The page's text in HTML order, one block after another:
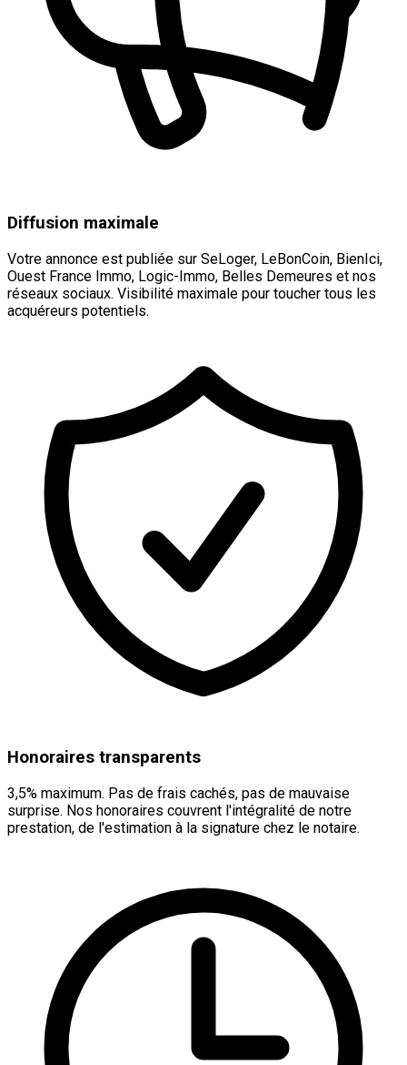
Diffusion maximale
Votre annonce est publiée sur SeLoger, LeBonCoin, BienIci,
Ouest France Immo, Logic-Immo, Belles Demeures et nos
réseaux sociaux. Visibilité maximale pour toucher tous les
acquéreurs potentiels.
Honoraires transparents
3,5% maximum. Pas de frais cachés, pas de mauvaise
surprise. Nos honoraires couvrent l'intégralité de notre
prestation, de l'estimation à la signature chez le notaire.